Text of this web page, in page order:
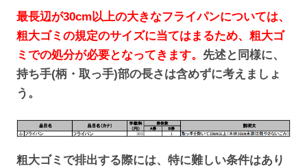
最長辺が30cm以上の大きなフライパンについては、
粗大ゴミの規定のサイズに当てはまるため、粗大ゴ
ミでの処分が必要となってきます。 先述と同様に、
持ち手(柄・取っ手)部の長さは含めずに考えましょ
う。
粗大ゴミで排出する際には、特に難しい条件はあり